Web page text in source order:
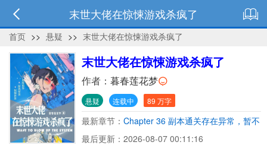
末世大佬在惊悚游戏杀疯了
首页 >> 悬疑 >> 末世大佬在惊悚游戏杀疯了
末世大佬在惊悚游戏杀疯了
作者： 暮春莲花梦
悬疑 连载中 89 万字
最新章节： Chapter 36 副本通关存在异常，暂不
进行通关评价。
最后更新：2026-08-07 00:11:16